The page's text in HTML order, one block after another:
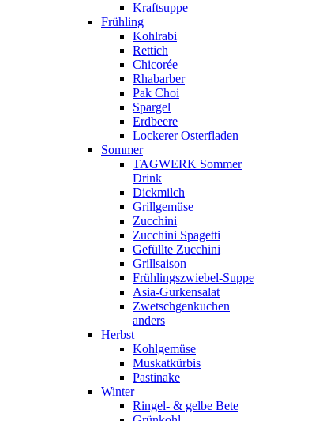
Kraftsuppe
Frühling
Kohlrabi
Rettich
Chicorée
Rhabarber
Pak Choi
Spargel
Erdbeere
Lockerer Osterfladen
Sommer
TAGWERK Sommer
Drink
Dickmilch
Grillgemüse
Zucchini
Zucchini Spagetti
Gefüllte Zucchini
Grillsaison
Frühlingszwiebel-Suppe
Asia-Gurkensalat
Zwetschgenkuchen
anders
Herbst
Kohlgemüse
Muskatkürbis
Pastinake
Winter
Ringel- & gelbe Bete